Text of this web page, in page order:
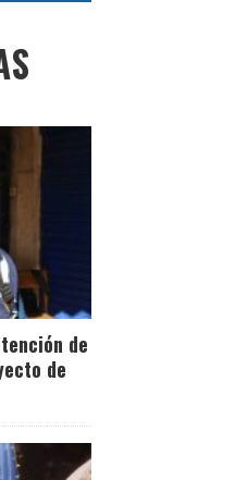
de
de